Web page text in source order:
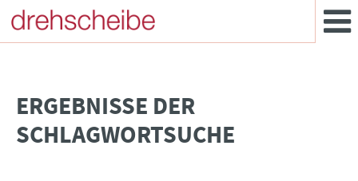
­ERGEBNISSE DER
SCHLAGWORTSUCHE